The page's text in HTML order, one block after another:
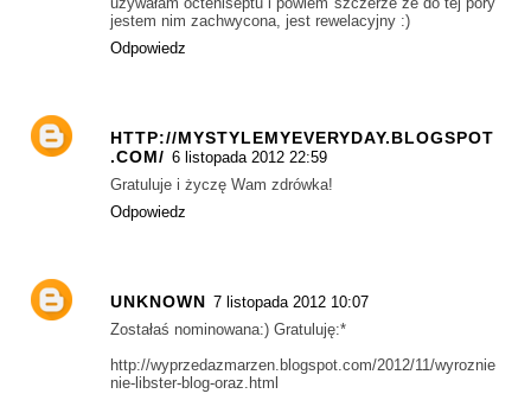
jestem nim zachwycona, jest rewelacyjny :)
Odpowiedz
HTTP://MYSTYLEMYEVERYDAY.BLOGSPOT
.COM/ 6 listopada 2012 22:59
Gratuluje i życzę Wam zdrówka!
Odpowiedz
UNKNOWN 7 listopada 2012 10:07
Zostałaś nominowana:) Gratuluję:*
http://wyprzedazmarzen.blogspot.com/2012/11/wyroznie
nie-libster-blog-oraz.html